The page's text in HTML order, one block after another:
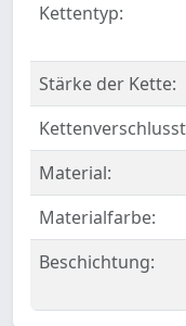
Kettentyp:
Stärke der Kette:
Material:
Materialfarbe:
Beschichtung: